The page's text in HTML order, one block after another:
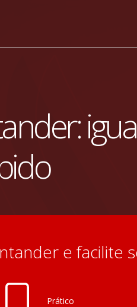
e facilite
Prático